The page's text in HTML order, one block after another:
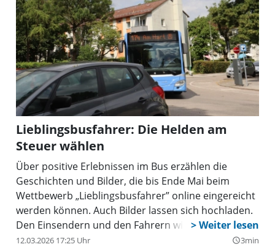
Lieblingsbusfahrer: Die Helden am
Steuer wählen
Über positive Erlebnissen im Bus erzählen die
Geschichten und Bilder, die bis Ende Mai beim
Wettbewerb „Lieblingsbusfahrer” online eingereicht
werden können. Auch Bilder lassen sich hochladen.
Den Einsendern und den Fahrern winken attraktive
Preise.
12.03.2026 17:25 Uhr query_builder3min